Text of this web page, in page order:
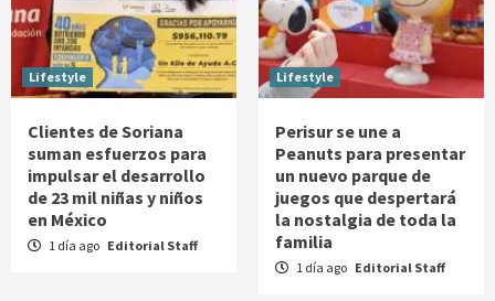
Lifestyle
Clientes de Soriana
suman esfuerzos para
impulsar el desarrollo
de 23 mil niñas y niños
en México
1 día ago Editorial Staff
Lifestyle
Perisur se une a
Peanuts para presentar
un nuevo parque de
juegos que despertará
la nostalgia de toda la
familia
1 día ago Editorial Staff